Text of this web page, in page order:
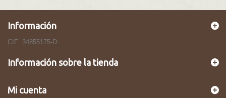
Información
CIF: 34855175-D
Información sobre la tienda
Mi cuenta